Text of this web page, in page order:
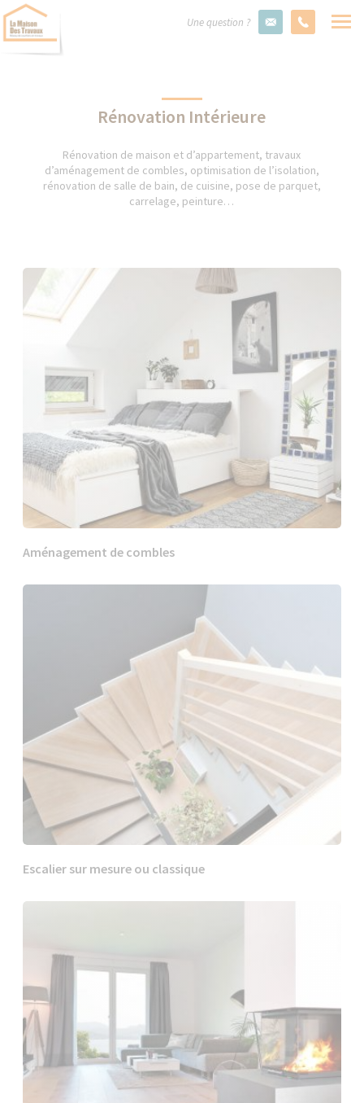
Une question ?
Rénovation Intérieure
Rénovation de maison et d’appartement, travaux
d’aménagement de combles, optimisation de l’isolation,
rénovation de salle de bain, de cuisine, pose de parquet,
carrelage, peinture…
Aménagement de combles
Escalier sur mesure ou classique